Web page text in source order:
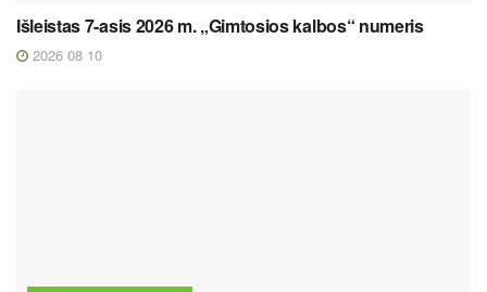
Išleistas 7-asis 2026 m. „Gimtosios kalbos“ numeris
2026 08 10